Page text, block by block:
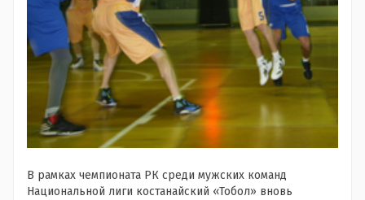
В рамках чемпионата РК среди мужских команд
Национальной лиги костанайский «Тобол» вновь